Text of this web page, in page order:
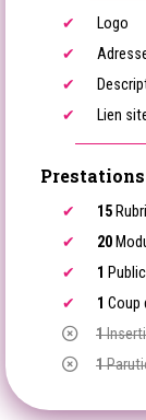
Logo
Lien
15
20
1
1
1
1